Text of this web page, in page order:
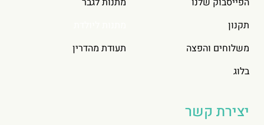
תקנון
משלוחים והפצה
בלוג
תעודת מהדרין
יצירת קשר